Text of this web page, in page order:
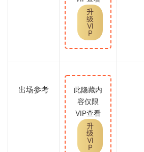
升
级
VI
P
出场参考
此隐藏内
容仅限
VIP查看
升
级
VI
P